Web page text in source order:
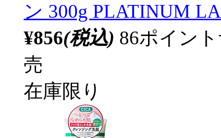
ン 300g PLATINUM
¥856(税込) 86ポイン
売
在庫限り